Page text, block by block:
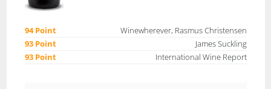
94 Point
Winewherever, Rasmus Christensen
93 Point
James Suckling
93 Point
International Wine Report